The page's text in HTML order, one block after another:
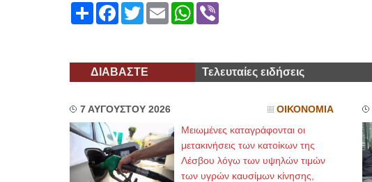
ShareFacebook
TwitterEmailWhatsApp
Viber
ΔΙΑΒΑΣΤΕ Τελευταίες ειδήσεις
7 ΑΥΓΟΥΣΤΟΥ 2026 ΟΙΚΟΝΟΜΙΑ
Μειωμένες καταγράφονται οι
μετακινήσεις των κατοίκων της
Λέσβου λόγω των υψηλών τιμών
των υγρών καυσίμων κίνησης,